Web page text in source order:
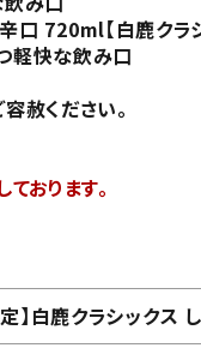
口 720ml【白鹿クラ
軽快な飲み口
赦ください。
おります。
】白鹿クラシックス